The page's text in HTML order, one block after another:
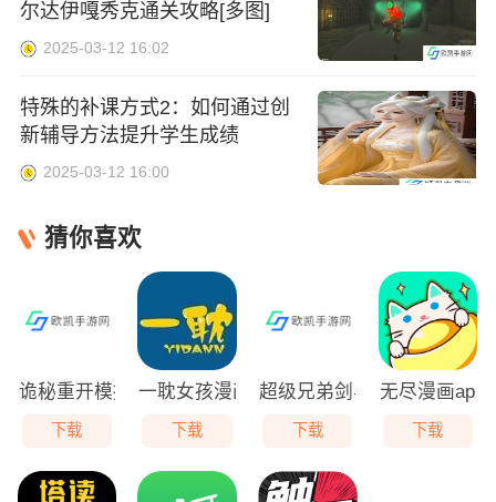
尔达伊嘎秀克通关攻略[多图]
2025-03-12 16:02
特殊的补课方式2：如何通过创
新辅导方法提升学生成绩
2025-03-12 16:00
猜你喜欢
诡秘重开模拟器最新版
下载
一耽女孩漫画免费下载安卓
下载
超级兄弟剑与巫术最新版
下载
无尽漫画app
下载